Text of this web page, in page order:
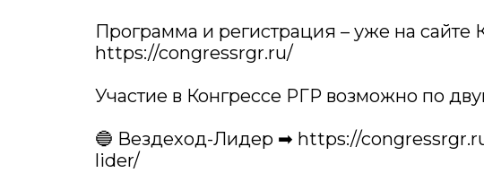
Программа и регистрация – уже на сайте
https://congressrgr.ru/
Участие в Конгрессе РГР возможно по
🔵 Вездеход-Лидер ➡ https://
lider/